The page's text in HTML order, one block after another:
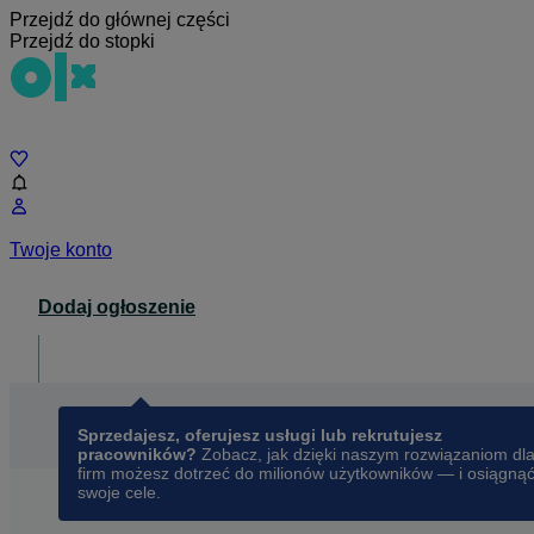
Przejdź do głównej części
Przejdź do stopki
Twoje konto
Dodaj ogłoszenie
Sprzedajesz, oferujesz usługi lub rekrutujesz
pracowników? Zobacz, jak dzięki naszym rozwiązaniom dla
firm możesz dotrzeć do milionów użytkowników — i osiągnąć
swoje cele.